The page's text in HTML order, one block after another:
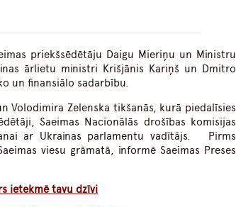
priekšsēdētāju Daigu Mieriņu un Ministru
ārlietu ministri Krišjānis Kariņš un Dmitro
un finansiālo sadarbību.
Volodimira Zelenska tikšanās, kurā piedalīsies
Saeimas Nacionālās drošības komisijas
ar Ukrainas parlamentu vadītājs. Pirms
viesu grāmatā, informē Saeimas Preses
ietekmē tavu dzīvi